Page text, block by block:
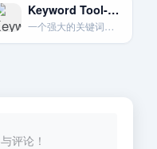
Keyword Tool-关键词拓展大师
一个强大的关键词研究工具。可以针对YouTube生成大量的长尾关键词建议。 [14, 9]
评论！